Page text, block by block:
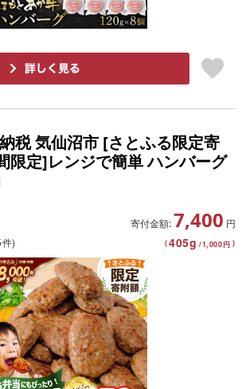
税 気仙沼市 [さとふる限定寄
限定]レンジで簡単 ハンバーグ
寄付金額: 7,400 円
(405g /1,000円 )
件)